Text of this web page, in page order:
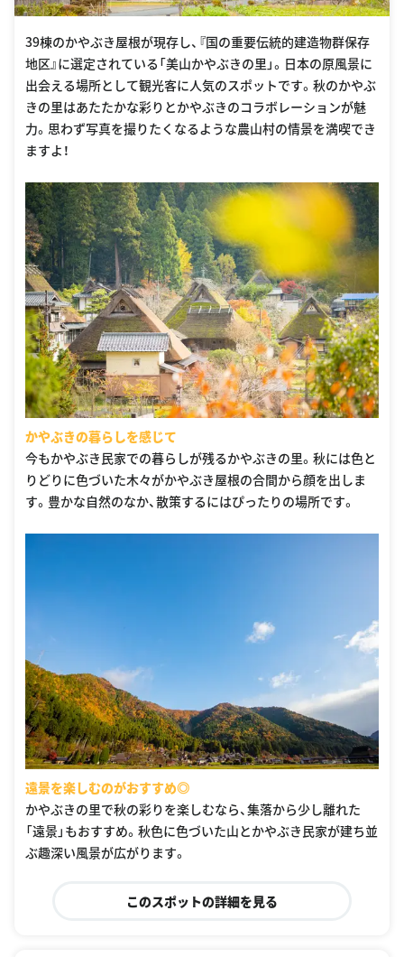
39棟のかやぶき屋根が現存し、『国の重要伝統的建造物群保存
地区』に選定されている「美山かやぶきの里」。日本の原風景に
出会える場所として観光客に人気のスポットです。秋のかやぶ
きの里はあたたかな彩りとかやぶきのコラボレーションが魅
力。思わず写真を撮りたくなるような農山村の情景を満喫でき
ますよ！
かやぶきの暮らしを感じて
今もかやぶき民家での暮らしが残るかやぶきの里。秋には色と
りどりに色づいた木々がかやぶき屋根の合間から顔を出しま
す。豊かな自然のなか、散策するにはぴったりの場所です。
遠景を楽しむのがおすすめ◎
かやぶきの里で秋の彩りを楽しむなら、集落から少し離れた
「遠景」もおすすめ。秋色に色づいた山とかやぶき民家が建ち並
ぶ趣深い風景が広がります。
このスポットの詳細を見る